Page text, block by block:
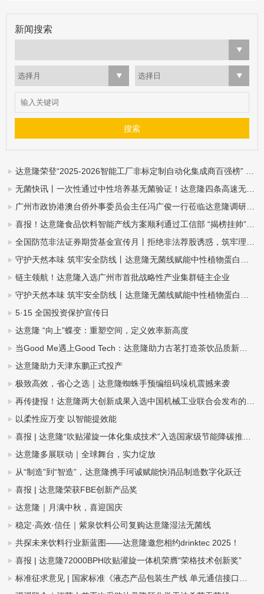
新闻搜索
选择月 选择日
达意隆荣登“2025-2026智能工厂非标定制自动化集成商百强榜” ——智造实力再获业界权威认可
无菌快讯丨一次性通过中性培养基无菌验证！达意隆四条高速无菌整线落地中山东鹏
广州市政协港澳台侨外事委员会主任冯广俊一行莅临达意隆调研指导
喜报！达意隆食品饮料智能产线方案顺利通过工信部 “揭榜挂帅”项目验收
全国防范非法证券期货基金宣传月丨拒绝非法荐股诱惑，筑牢理性投资防线
守护天然本味 筑牢安全防线丨达意隆无菌线赋能中性植物蛋白饮料全域发展（杏仁露篇）
链主领航！达意隆入选广州市首批战略性产业集群链主企业
守护天然本味 筑牢安全防线丨达意隆无菌线赋能中性植物蛋白饮料全域发展（豆奶篇）
5·15 全国投资保护宣传日
达意隆 “向上”蝶变：重塑空间，定义效率新高度
当Good Me遇上Good Tech：达意隆助力古茗打造茶饮品质新标杆
达意隆助力天津东鹏正式投产
极致高效，省心之选｜达意隆蜘蛛手预编组码垛机震撼来袭
再传捷报！达意隆两大创新成果入选中国机械工业联合会发布的百项机械工业科技成果推广项目名单
以柔性应万变 以智能提效能
喜报 | 达意隆“吹贴灌旋一体化集成技术”入选国家级节能降碳推荐目录
达意隆多展联动｜全球舞台，实力绽放
从“制造”到“智造”，达意隆携手珂诚赋能快消品制造数字化跃迁
喜报 | 达意隆荣获FBE创新产品奖
达意隆｜月满中秋，喜迎国庆
稳定·高效·信任｜紫泉饮料公司复购达意隆湿法无菌线
共探未来饮料行业新蓝图——达意隆邀您相约drinktec 2025！
喜报 | 达意隆72000BPH吹贴灌旋一体机荣膺“荣格技术创新奖”
标准征求意见 | 国家标准《液态产品包装生产线 单元通信接口通用技术要求》&《全自动旋转式PET瓶吹瓶机》